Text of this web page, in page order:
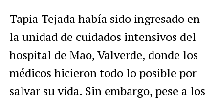
Tapia Tejada había sido ingresado en
la unidad de cuidados intensivos del
hospital de Mao, Valverde, donde los
médicos hicieron todo lo posible por
salvar su vida. Sin embargo, pese a los